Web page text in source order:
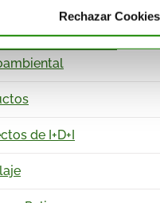
Rechazar Cookies
3D sostenible
Normativa
de I+D+I